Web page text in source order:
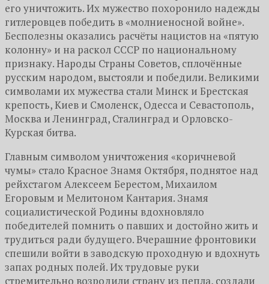
его уничтожить. Их мужество похоронило надежды
гитлеровцев победить в «молниеносной войне».
Бесполезны оказались расчёты нацистов на «пятую
колонну» и на раскол СССР по национальному
признаку. Народы Страны Советов, сплочённые
русским народом, выстояли и победили. Великими
символами их мужества стали Минск и Брестская
крепость, Киев и Смоленск, Одесса и Севастополь,
Москва и Ленинград, Сталинград и Орловско-
Курская битва.
Главным символом уничтожения «коричневой
чумы» стало Красное Знамя Октября, поднятое над
рейхстагом Алексеем Берестом, Михаилом
Егоровым и Мелитоном Кантария. Знамя
социалистической Родины вдохновляло
победителей помнить о павших и достойно жить и
трудиться ради будущего. Вчерашние фронтовики
спешили войти в заводскую проходную и вдохнуть
запах родных полей. Их трудовые руки
стремительно возродили страну из пепла, создали